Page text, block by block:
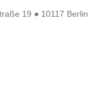
19 ● 10117 Berlin